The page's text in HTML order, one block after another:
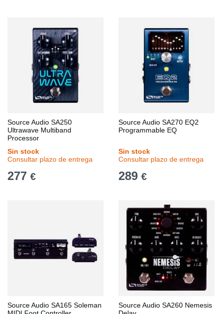
Source Audio SA250
Ultrawave Multiband
Processor
Sin stock
Consultar plazo de entrega
277 €
Source Audio SA270 EQ2
Programmable EQ
Sin stock
Consultar plazo de entrega
289 €
Source Audio SA165 Soleman
Source Audio SA260 Nemesis